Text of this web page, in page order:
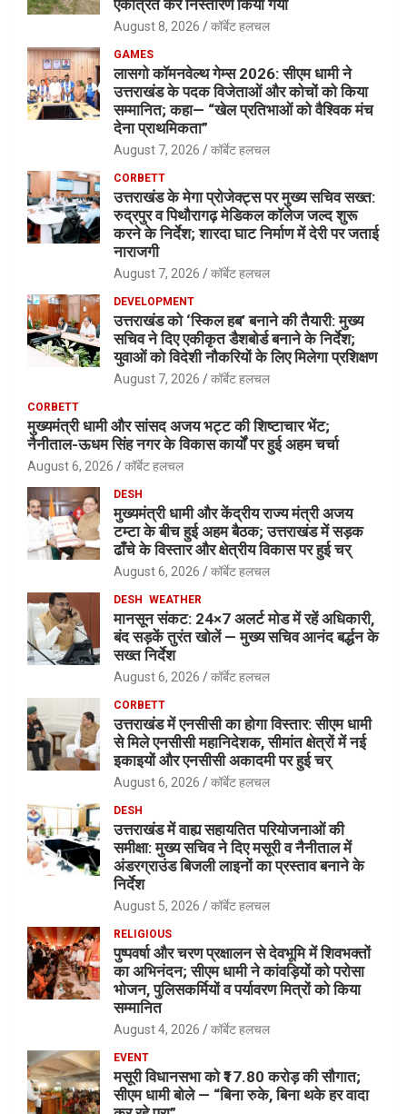
एकत्रित कर निस्तारण किया गया
August 8, 2026 कॉर्बेट हलचल
GAMES
लासगो कॉमनवेल्थ गेम्स 2026: सीएम धामी ने
उत्तराखंड के पदक विजेताओं और कोचों को किया
सम्मानित; कहा— “खेल प्रतिभाओं को वैश्विक मंच
देना प्राथमिकता”
August 7, 2026 कॉर्बेट हलचल
CORBETT
उत्तराखंड के मेगा प्रोजेक्ट्स पर मुख्य सचिव सख्त:
रुद्रपुर व पिथौरागढ़ मेडिकल कॉलेज जल्द शुरू
करने के निर्देश; शारदा घाट निर्माण में देरी पर जताई
नाराजगी
August 7, 2026 कॉर्बेट हलचल
DEVELOPMENT
उत्तराखंड को ‘स्किल हब’ बनाने की तैयारी: मुख्य
सचिव ने दिए एकीकृत डैशबोर्ड बनाने के निर्देश;
युवाओं को विदेशी नौकरियों के लिए मिलेगा प्रशिक्षण
August 7, 2026 कॉर्बेट हलचल
CORBETT
मुख्यमंत्री धामी और सांसद अजय भट्ट की शिष्टाचार भेंट;
नैनीताल-ऊधम सिंह नगर के विकास कार्यों पर हुई अहम चर्चा
August 6, 2026 कॉर्बेट हलचल
DESH
मुख्यमंत्री धामी और केंद्रीय राज्य मंत्री अजय
टम्टा के बीच हुई अहम बैठक; उत्तराखंड में सड़क
ढाँचे के विस्तार और क्षेत्रीय विकास पर हुई चर्
August 6, 2026 कॉर्बेट हलचल
DESH WEATHER
मानसून संकट: 24×7 अलर्ट मोड में रहें अधिकारी,
बंद सड़कें तुरंत खोलें — मुख्य सचिव आनंद बर्द्धन के
सख्त निर्देश
August 6, 2026 कॉर्बेट हलचल
CORBETT
उत्तराखंड में एनसीसी का होगा विस्तार: सीएम धामी
से मिले एनसीसी महानिदेशक, सीमांत क्षेत्रों में नई
इकाइयों और एनसीसी अकादमी पर हुई चर्
August 6, 2026 कॉर्बेट हलचल
DESH
उत्तराखंड में वाह्य सहायतित परियोजनाओं की
समीक्षा: मुख्य सचिव ने दिए मसूरी व नैनीताल में
अंडरग्राउंड बिजली लाइनों का प्रस्ताव बनाने के
निर्देश
August 5, 2026 कॉर्बेट हलचल
RELIGIOUS
पुष्पवर्षा और चरण प्रक्षालन से देवभूमि में शिवभक्तों
का अभिनंदन; सीएम धामी ने कांवड़ियों को परोसा
भोजन, पुलिसकर्मियों व पर्यावरण मित्रों को किया
सम्मानित
August 4, 2026 कॉर्बेट हलचल
EVENT
मसूरी विधानसभा को ₹17.80 करोड़ की सौगात;
सीएम धामी बोले — “बिना रुके, बिना थके हर वादा